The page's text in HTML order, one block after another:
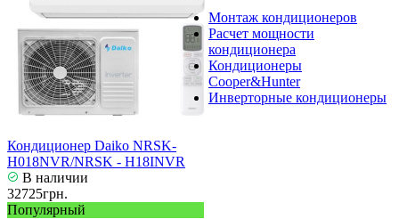
Кондиционер Daiko NRSK-
H018NVR/NRSK - H18INVR
В наличии
32725грн.
Популярный
Монтаж кондиционеров
Расчет мощности
кондиционера
Кондиционеры
Cooper&Hunter
Инверторные кондиционеры